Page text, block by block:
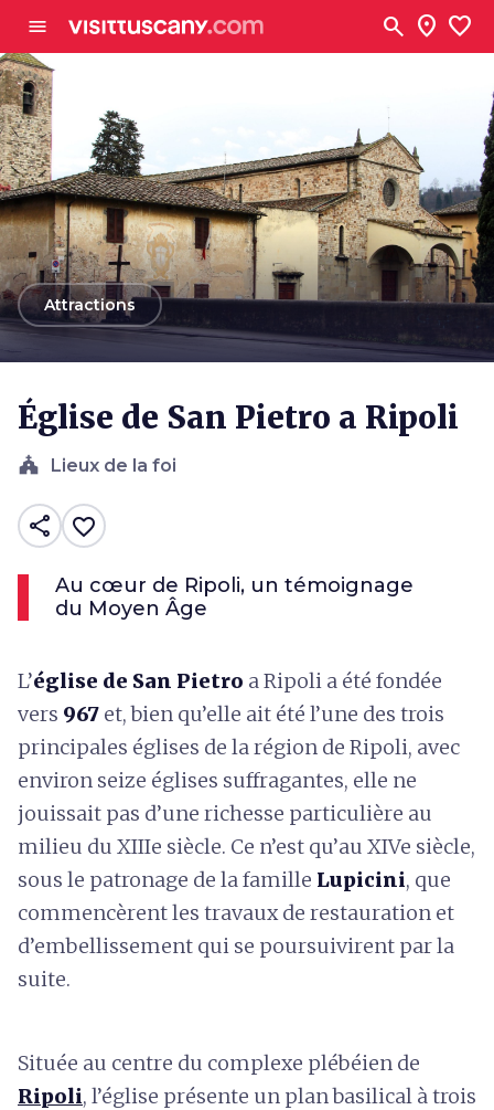
menu search location_on favorite
arrow_backAttractions
Église de San Pietro a Ripoli
church Lieux de la foi
share favorite_border
Au cœur de Ripoli, un témoignage
du Moyen Âge
L’église de San Pietro a Ripoli a été fondée
vers 967 et, bien qu’elle ait été l’une des trois
principales églises de la région de Ripoli, avec
environ seize églises suffragantes, elle ne
jouissait pas d’une richesse particulière au
milieu du XIIIe siècle. Ce n’est qu’au XIVe siècle,
sous le patronage de la famille Lupicini, que
commencèrent les travaux de restauration et
d’embellissement qui se poursuivirent par la
suite.
Située au centre du complexe plébéien de
Ripoli, l’église présente un plan basilical à trois